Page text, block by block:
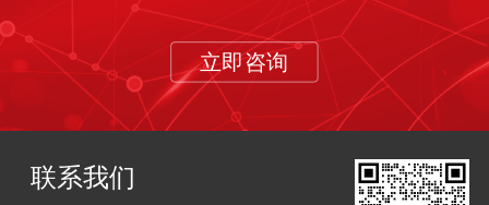
立即咨询
联系我们